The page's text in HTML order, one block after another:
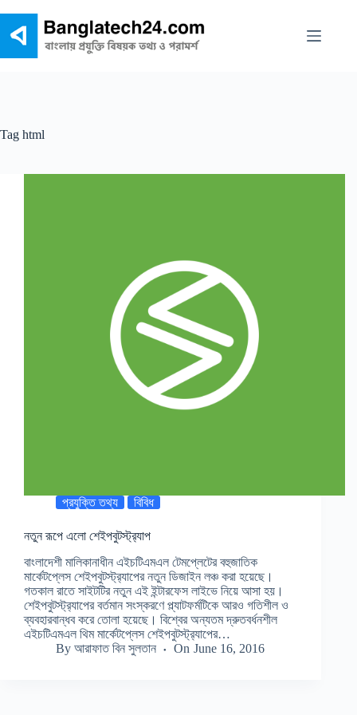
content
Tag html
প্রযুক্তি তথ্য বিবিধ
নতুন রূপে এলো শেইপবুটস্ট্র‍্যাপ
বাংলাদেশী মালিকানাধীন এইচটিএমএল টেমপ্লেটের বহুজাতিক
মার্কেটপ্লেস শেইপবুটস্ট্র‍্যাপের নতুন ডিজাইন লঞ্চ করা হয়েছে।
গতকাল রাতে সাইটটির নতুন এই ইন্টারফেস লাইভে নিয়ে আসা হয়।
শেইপবুটস্ট্র‍্যাপের বর্তমান সংস্করণে প্ল্যাটফর্মটিকে আরও গতিশীল ও
ব্যবহারবান্ধব করে তোলা হয়েছে। বিশ্বের অন্যতম দ্রুতবর্ধনশীল
এইচটিএমএল থিম মার্কেটপ্লেস শেইপবুটস্ট্র‍্যাপের…
By আরাফাত বিন সুলতান On June 16, 2016